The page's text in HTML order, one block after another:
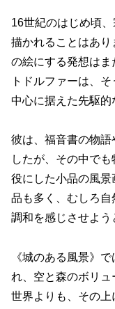
16世紀のはじめ頃
描かれることはあ
の絵にする発想は
トドルファーは、
中心に据えた先駆的
彼は、福音書の物語
したが、その中で
役にした小品の風
品も多く、むしろ
調和を感じさせよう
《城のある風景》
れ、空と森のボリ
世界よりも、その